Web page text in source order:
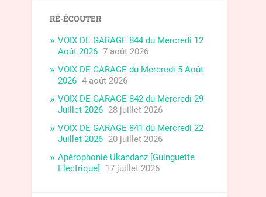
RÉ-ÉCOUTER
VOIX DE GARAGE 844 du Mercredi 12
Août 2026 7 août 2026
VOIX DE GARAGE du Mercredi 5 Août
2026 4 août 2026
VOIX DE GARAGE 842 du Mercredi 29
Juillet 2026 28 juillet 2026
VOIX DE GARAGE 841 du Mercredi 22
Juillet 2026 20 juillet 2026
Apérophonie Ukandanz [Guinguette
Electrique]
17 juillet 2026